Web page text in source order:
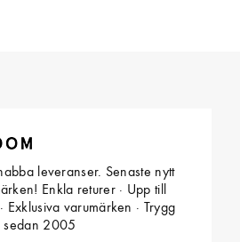
leveranser. Senaste nytt
Enkla returer · Upp till
Exklusiva varumärken · Trygg
sedan 2005